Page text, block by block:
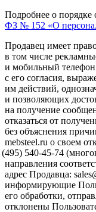
Подробнее о порядке
ФЗ № 152 «О
Продавец имеет
в том числе
и мобильный телефон
с его согласия,
им действий,
и позволяющих
на получение
отказаться от
без объяснения
mebsteel.ru о своем
(495) 540-45-74
направления
адрес Продавца:
информирующие
его обработки,
отклонены